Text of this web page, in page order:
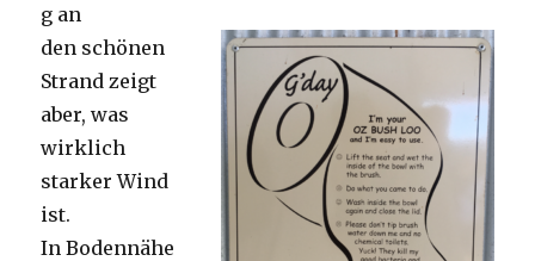
g an
den schönen
Strand zeigt
aber, was
wirklich
starker Wind
ist.
In Bodennähe